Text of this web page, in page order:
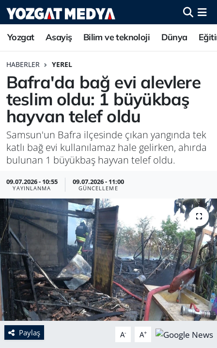
Yozgat Asayiş Bilim ve teknoloji Dünya
HABERLER YEREL
Bafra'da bağ evi alevlere
teslim oldu: 1 büyükbaş
hayvan telef oldu
Samsun'un Bafra ilçesinde çıkan yangında tek
katlı bağ evi kullanılamaz hale gelirken, ahırda
bulunan 1 büyükbaş hayvan telef oldu.
09.07.2026 - 10:55
YAYINLANMA
09.07.2026 - 11:00
GÜNCELLEME
Paylaş A- A+